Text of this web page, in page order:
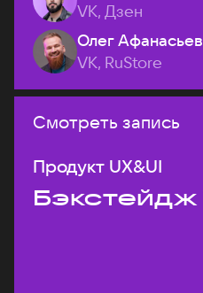
VK, Дзен
Олег Афанасьев
VK, RuStore
Смотреть запись
Продукт UX&UI
Бэкстейдж